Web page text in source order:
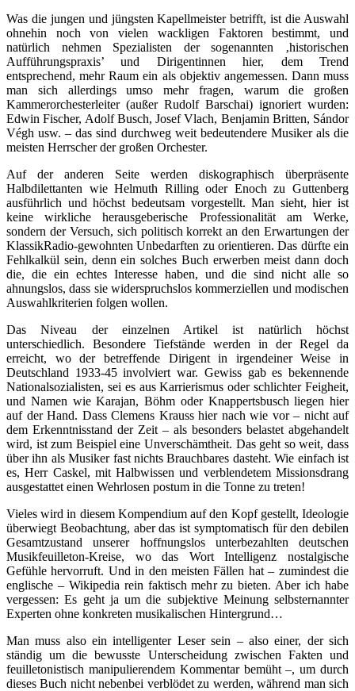
Was die jungen und jüngsten Kapellmeister betrifft, ist die Auswahl
ohnehin noch von vielen wackligen Faktoren bestimmt, und
natürlich nehmen Spezialisten der sogenannten ‚historischen
Aufführungspraxis’ und Dirigentinnen hier, dem Trend
entsprechend, mehr Raum ein als objektiv angemessen. Dann muss
man sich allerdings umso mehr fragen, warum die großen
Kammerorchesterleiter (außer Rudolf Barschai) ignoriert wurden:
Edwin Fischer, Adolf Busch, Josef Vlach, Benjamin Britten, Sándor
Végh usw. – das sind durchweg weit bedeutendere Musiker als die
meisten Herrscher der großen Orchester.
Auf der anderen Seite werden diskographisch überpräsente
Halbdilettanten wie Helmuth Rilling oder Enoch zu Guttenberg
ausführlich und höchst bedeutsam vorgestellt. Man sieht, hier ist
keine wirkliche herausgeberische Professionalität am Werke,
sondern der Versuch, sich politisch korrekt an den Erwartungen der
KlassikRadio-gewohnten Unbedarften zu orientieren. Das dürfte ein
Fehlkalkül sein, denn ein solches Buch erwerben meist dann doch
die, die ein echtes Interesse haben, und die sind nicht alle so
ahnungslos, dass sie widerspruchslos kommerziellen und modischen
Auswahlkriterien folgen wollen.
Das Niveau der einzelnen Artikel ist natürlich höchst
unterschiedlich. Besondere Tiefstände werden in der Regel da
erreicht, wo der betreffende Dirigent in irgendeiner Weise in
Deutschland 1933-45 involviert war. Gewiss gab es bekennende
Nationalsozialisten, sei es aus Karrierismus oder schlichter Feigheit,
und Namen wie Karajan, Böhm oder Knappertsbusch liegen hier
auf der Hand. Dass Clemens Krauss hier nach wie vor – nicht auf
dem Erkenntnisstand der Zeit – als besonders belastet abgehandelt
wird, ist zum Beispiel eine Unverschämtheit. Das geht so weit, dass
über ihn als Musiker fast nichts Brauchbares dasteht. Wie einfach ist
es, Herr Caskel, mit Halbwissen und verblendetem Missionsdrang
ausgestattet einen Wehrlosen postum in die Tonne zu treten!
Vieles wird in diesem Kompendium auf den Kopf gestellt, Ideologie
überwiegt Beobachtung, aber das ist symptomatisch für den debilen
Gesamtzustand unserer hoffnungslos unterbezahlten deutschen
Musikfeuilleton-Kreise, wo das Wort Intelligenz nostalgische
Gefühle hervorruft. Und in den meisten Fällen hat – zumindest die
englische – Wikipedia rein faktisch mehr zu bieten. Aber ich habe
vergessen: Es geht ja um die subjektive Meinung selbsternannter
Experten ohne konkreten musikalischen Hintergrund…
Man muss also ein intelligenter Leser sein – also einer, der sich
ständig um die bewusste Unterscheidung zwischen Fakten und
feuilletonistisch manipulierendem Kommentar bemüht –, um durch
dieses Buch nicht nebenbei verblödet zu werden, während man sich